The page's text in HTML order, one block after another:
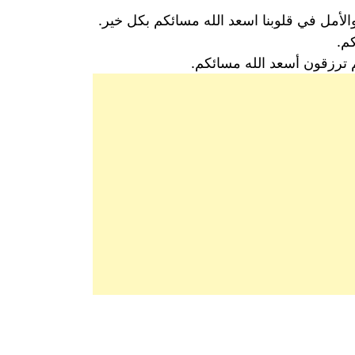
في قلوبنا اسعد الله مسائكم بكل خير.
ترزقون أسعد الله مسائكم.